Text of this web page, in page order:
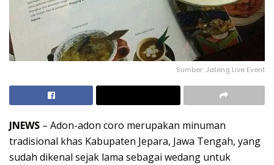
Sumber: Jateng Live Event
JNEWS – Adon-adon coro merupakan minuman
tradisional khas Kabupaten Jepara, Jawa Tengah, yang
sudah dikenal sejak lama sebagai wedang untuk